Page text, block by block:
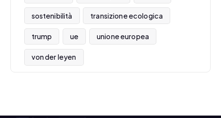
sostenibilità transizione ecologica
trump ue unione europea
von der leyen